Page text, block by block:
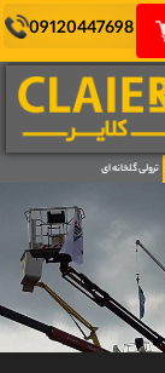
09120447698
ترولی گلخانه ای